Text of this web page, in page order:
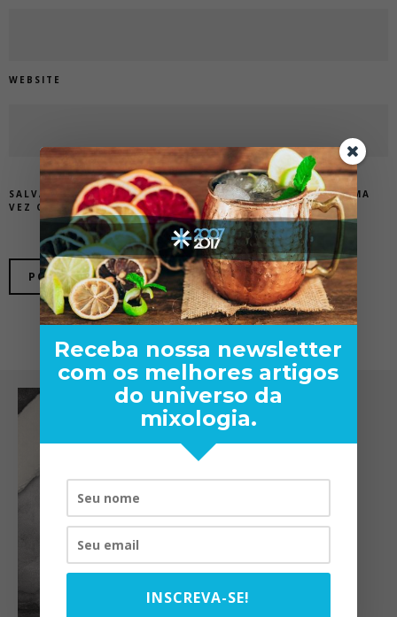
WEBSITE
SALVAR MEUS DADOS NESTE NAVEGADOR PARA A PRÓXIMA
VEZ QUE EU COMENTAR.
Receba nossa newsletter
com os melhores artigos
do universo da
mixologia.
INSCREVA-SE!